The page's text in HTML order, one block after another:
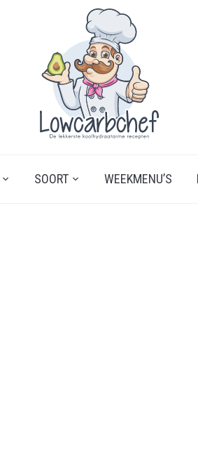
SOORT WEEKMENU’S